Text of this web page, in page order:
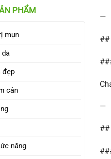
PHẨM
mụn
da
đẹp
cân
năng
—
##
—
##